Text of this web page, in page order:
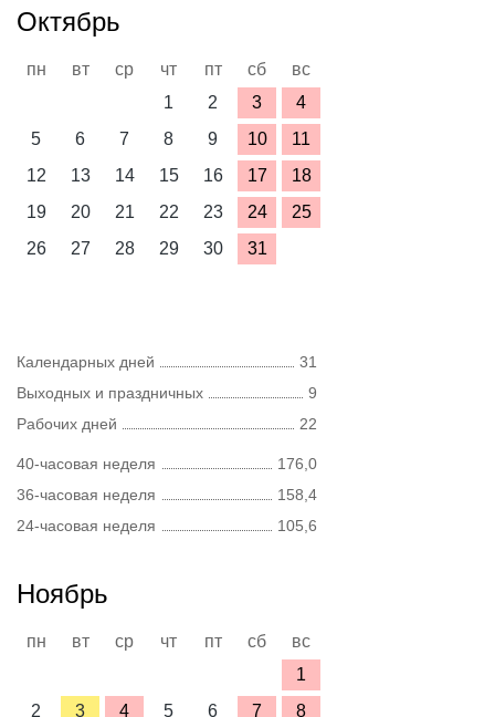
Октябрь
пн вт ср чт пт сб
вс
1
2 3
4
5
6 7 8 9 10
11
12
13 14 15 16 17
18
19
20 21 22 23 24
25
26
27 28 29 30 31
Календарных дней
31
Выходных и праздничных
9
Рабочих дней
22
40-часовая неделя
176,0
36-часовая неделя
158,4
24-часовая неделя
105,6
Ноябрь
пн вт ср чт пт сб
вс
1
2
3 4 5 6 7 8